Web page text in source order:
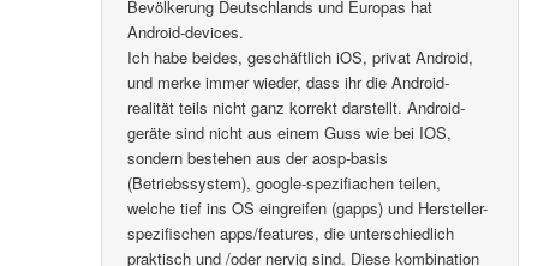
Bevölkerung Deutschlands und Europas hat
Android-devices.
Ich habe beides, geschäftlich iOS, privat Android,
und merke immer wieder, dass ihr die Android-
realität teils nicht ganz korrekt darstellt. Android-
geräte sind nicht aus einem Guss wie bei IOS,
sondern bestehen aus der aosp-basis
(Betriebssystem), google-spezifiachen teilen,
welche tief ins OS eingreifen (gapps) und Hersteller-
spezifischen apps/features, die unterschiedlich
praktisch und /oder nervig sind. Diese kombination